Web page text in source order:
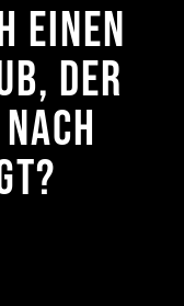
einen
der